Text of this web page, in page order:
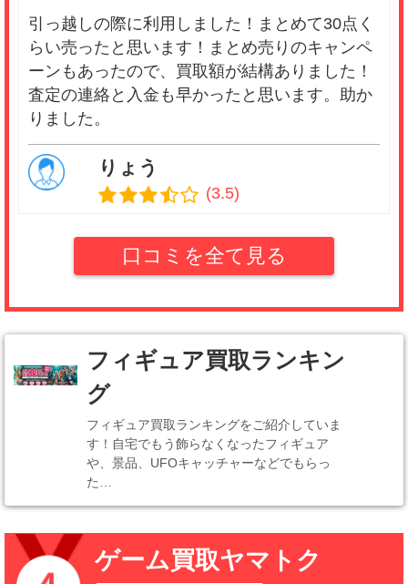
引っ越しの際に利用しました！まとめて30点く
らい売ったと思います！まとめ売りのキャンペ
ーンもあったので、買取額が結構ありました！
査定の連絡と入金も早かったと思います。助か
りました。
りょう
(3.5)
続きがスムーズだったのは良かったんですが、
買取額は普通でした。驚くような高額にはなら
A・K
バイキングで5個のゲームソフトを売りまし
た。相場はだいたいわかっていたのですが、減
額されることなく予想通りの金額でした。可も
口コミを全て見る
フィギュア買取ランキン
グ
フィギュア買取ランキングをご紹介していま
す！自宅でもう飾らなくなったフィギュア
や、景品、UFOキャッチャーなどでもらっ
た…
ゲーム買取ヤマトク